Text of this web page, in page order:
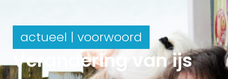
actueel | voorwoord
Verandering van ijs